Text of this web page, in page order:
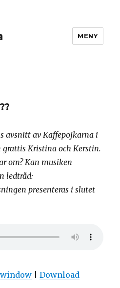
MENY
avsnitt av Kaffepojkarna i
grattis Kristina och Kerstin.
om? Kan musiken
ledtråd:
presenteras i slutet
|Download